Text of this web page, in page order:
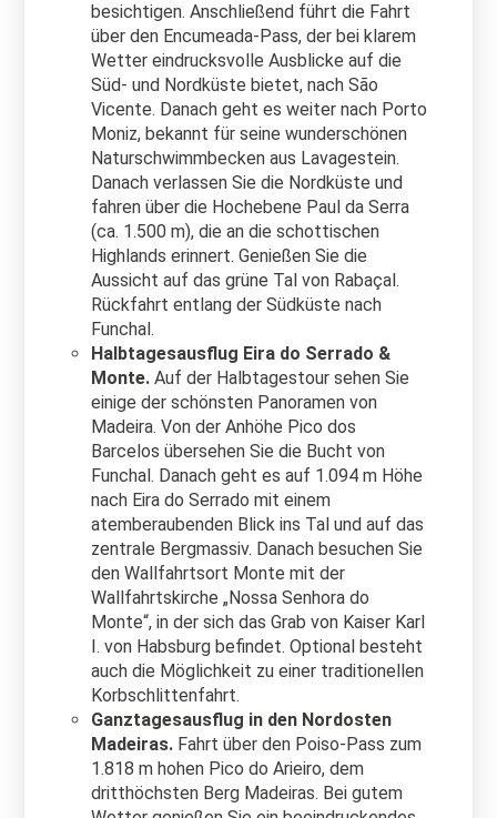
besichtigen. Anschließend führt die Fahrt
über den Encumeada-Pass, der bei klarem
Wetter eindrucksvolle Ausblicke auf die
Süd- und Nordküste bietet, nach São
Vicente. Danach geht es weiter nach Porto
Moniz, bekannt für seine wunderschönen
Naturschwimmbecken aus Lavagestein.
Danach verlassen Sie die Nordküste und
fahren über die Hochebene Paul da Serra
(ca. 1.500 m), die an die schottischen
Highlands erinnert. Genießen Sie die
Aussicht auf das grüne Tal von Rabaçal.
Rückfahrt entlang der Südküste nach
Funchal.
Halbtagesausflug Eira do Serrado &
Monte. Auf der Halbtagestour sehen Sie
einige der schönsten Panoramen von
Madeira. Von der Anhöhe Pico dos
Barcelos übersehen Sie die Bucht von
Funchal. Danach geht es auf 1.094 m Höhe
nach Eira do Serrado mit einem
atemberaubenden Blick ins Tal und auf das
zentrale Bergmassiv. Danach besuchen Sie
den Wallfahrtsort Monte mit der
Wallfahrtskirche „Nossa Senhora do
Monte“, in der sich das Grab von Kaiser Karl
I. von Habsburg befindet. Optional besteht
auch die Möglichkeit zu einer traditionellen
Korbschlittenfahrt.
Ganztagesausflug in den Nordosten
Madeiras. Fahrt über den Poiso-Pass zum
1.818 m hohen Pico do Arieiro, dem
dritthöchsten Berg Madeiras. Bei gutem